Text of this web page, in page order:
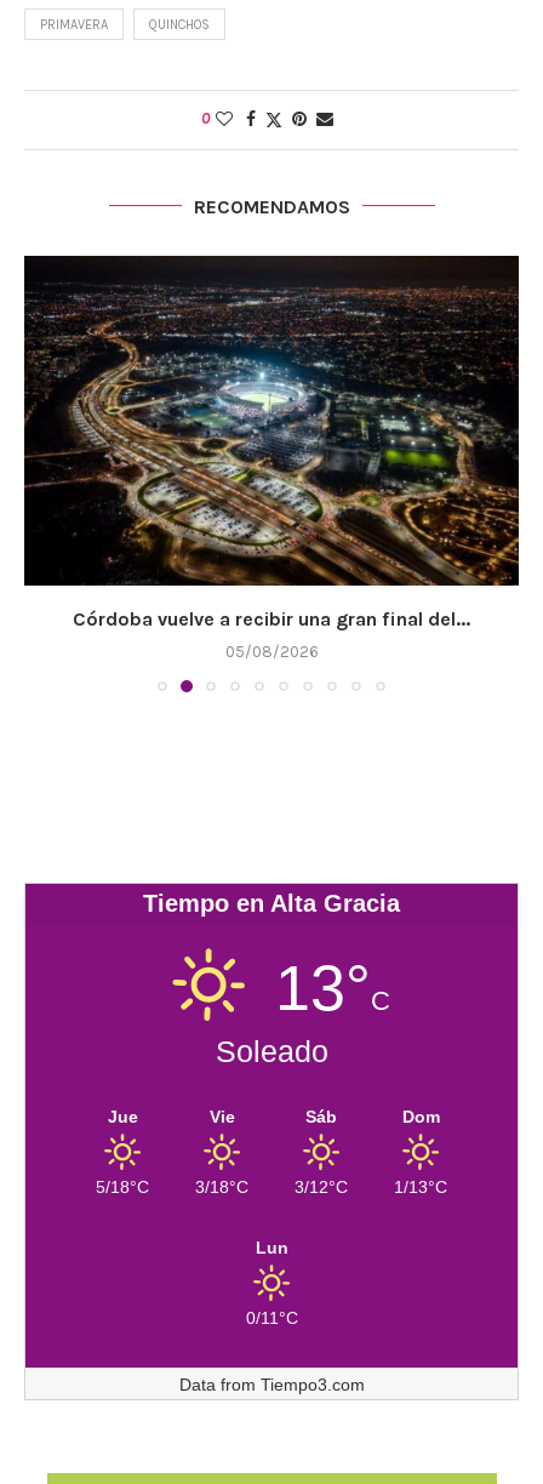
PRIMAVERA QUINCHOS
0
RECOMENDAMOS
Córdoba vuelve a recibir una gran final del...
05/08/2026
Tiempo en Alta Gracia
13°C
Soleado
Jue
5/18°C
Vie
3/18°C
Sáb
3/12°C
Dom
1/13°C
Lun
0/11°C
Data from Tiempo3.com